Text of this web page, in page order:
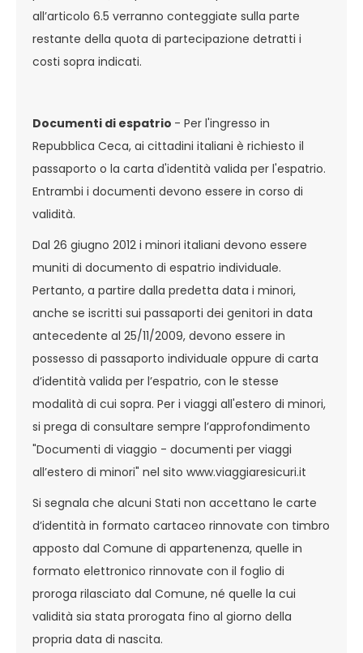
all’articolo 6.5 verranno conteggiate sulla parte
restante della quota di partecipazione detratti i
costi sopra indicati.
Documenti di espatrio - Per l'ingresso in
Repubblica Ceca, ai cittadini italiani è richiesto il
passaporto o la carta d'identità valida per l'espatrio.
Entrambi i documenti devono essere in corso di
validità.
Dal 26 giugno 2012 i minori italiani devono essere
muniti di documento di espatrio individuale.
Pertanto, a partire dalla predetta data i minori,
anche se iscritti sui passaporti dei genitori in data
antecedente al 25/11/2009, devono essere in
possesso di passaporto individuale oppure di carta
d’identità valida per l’espatrio, con le stesse
modalità di cui sopra. Per i viaggi all'estero di minori,
si prega di consultare sempre l’approfondimento
"Documenti di viaggio - documenti per viaggi
all’estero di minori" nel sito www.viaggiaresicuri.it
Si segnala che alcuni Stati non accettano le carte
d’identità in formato cartaceo rinnovate con timbro
apposto dal Comune di appartenenza, quelle in
formato elettronico rinnovate con il foglio di
proroga rilasciato dal Comune, né quelle la cui
validità sia stata prorogata fino al giorno della
propria data di nascita.